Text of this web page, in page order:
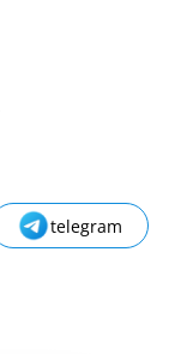
telegram